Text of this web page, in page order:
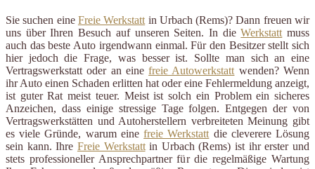
Sie suchen eine Freie Werkstatt in Urbach (Rems)? Dann freuen wir
uns über Ihren Besuch auf unseren Seiten. In dieWerkstatt muss
auch das beste Auto irgendwann einmal. Für den Besitzer stellt sich
hier jedoch die Frage, was besser ist. Sollte man sich an eine
Vertragswerkstatt oder an einefreie Autowerkstatt wenden? Wenn
ihr Auto einen Schaden erlitten hat oder eine Fehlermeldung anzeigt,
ist guter Rat meist teuer. Meist ist solch ein Problem ein sicheres
Anzeichen, dass einige stressige Tage folgen. Entgegen der von
Vertragswerkstätten und Autoherstellern verbreiteten Meinung gibt
es viele Gründe, warum einefreie Werkstatt die cleverere Lösung
sein kann. Ihre Freie Werkstattin Urbach (Rems) ist ihr erster und
stets professioneller Ansprechpartner für die regelmäßige Wartung